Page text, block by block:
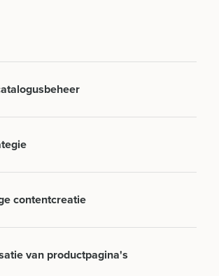
contentcreatie
van productpagina's